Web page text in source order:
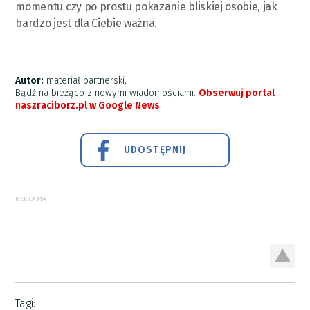
momentu czy po prostu pokazanie bliskiej osobie, jak
bardzo jest dla Ciebie ważna.
Autor: materiał partnerski,
Bądź na bieżąco z nowymi wiadomościami. Obserwuj portal
naszraciborz.pl w Google News.
UDOSTĘPNIJ
REKLAMA
Tagi: